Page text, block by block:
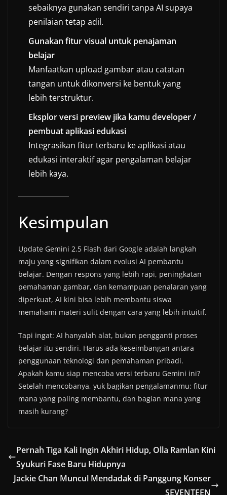
sebaiknya gunakan sendiri tanpa AI supaya
penilaian tetap adil.
Gunakan fitur visual untuk penajaman
belajar
Manfaatkan upload gambar atau catatan
tangan untuk dikonversi ke bentuk yang
lebih terstruktur.
Eksplor versi preview jika kamu developer /
pembuat aplikasi edukasi
Integrasikan fitur terbaru ke aplikasi atau
edukasi interaktif agar pengalaman belajar
lebih kaya.
Kesimpulan
Update Gemini 2.5 Flash dari Google adalah langkah
maju yang signifikan dalam evolusi AI pembantu
belajar. Dengan respons yang lebih rapi, peningkatan
pemahaman gambar, dan kemampuan penalaran yang
diperkuat, AI kini bisa lebih membantu siswa
memahami materi sulit dengan cara yang lebih intuitif.
Tapi ingat: AI hanyalah alat, bukan pengganti proses
belajar itu sendiri. Harus ada keseimbangan antara
penggunaan teknologi dan pemahaman pribadi.
Apakah kamu siap mencoba versi terbaru Gemini ini?
Setelah mencobanya, yuk bagikan pengalamanmu: fitur
mana yang paling membantu, dan bagian mana yang
masih kurang?
Pernah Tiga Kali Ingin Akhiri Hidup, Olla Ramlan Kini
Syukuri Fase Baru Hidupnya
Jackie Chan Muncul Mendadak di Panggung Konser
SEVENTEEN